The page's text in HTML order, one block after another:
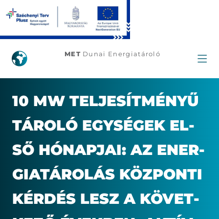
10
MW
teljesítményű
egységek
első
hónapjai:
Az
energiatárolás
METDunai Energiatároló
10 MW TEL­JE­SÍT­MÉ­NYŰ
TÁ­RO­LÓ EGY­SÉ­GEK EL­
SŐ HÓ­NAP­JA­I: AZ ENER­
GIA­TÁ­RO­LÁS KÖZ­PON­TI
KÉR­DÉS LESZ A KÖ­VET­